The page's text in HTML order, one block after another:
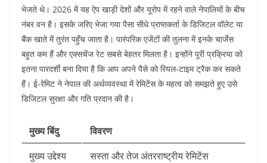
भेजते थे। 2026 में यह ऐप खाड़ी देशों और यूरोप में रहने वाले नेपालियों के बीच
नंबर वन है। इसके जरिए भेजा गया पैसा सीधे प्राप्तकर्ता के डिजिटल वॉलेट या
बैंक खाते में तुरंत पहुँच जाता है। पारंपरिक एजेंटों की तुलना में इनके चार्जेस
बहुत कम हैं और एक्सचेंज रेट सबसे बेहतर मिलता है। इन्होंने पूरी प्रक्रिया को
इतना पारदर्शी बना दिया है कि आप अपने पैसे को रियल-टाइम ट्रैक कर सकते
हैं। ई-रेमिट ने नेपाल की अर्थव्यवस्था में रेमिटेंस के महत्व को समझते हुए उसे
डिजिटल सुरक्षा और गति प्रदान की है।
मुख्य बिंदु
विवरण
मुख्य उद्देश्य
सस्ता और तेज अंतरराष्ट्रीय रेमिटेंस